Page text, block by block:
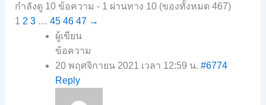
กำลังดู 10 ข้อความ - 1 ผ่านทาง 10 (ของทั้งหมด 467)
1 2 3 … 45 46 47 →
ผู้เขียน
ข้อความ
20 พฤศจิกายน 2021 เวลา 12:59 น. #6774
Reply